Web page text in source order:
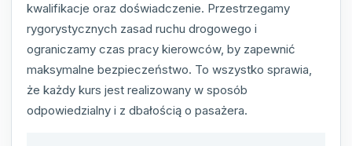
kwalifikacje oraz doświadczenie. Przestrzegamy
rygorystycznych zasad ruchu drogowego i
ograniczamy czas pracy kierowców, by zapewnić
maksymalne bezpieczeństwo. To wszystko sprawia,
że każdy kurs jest realizowany w sposób
odpowiedzialny i z dbałością o pasażera.